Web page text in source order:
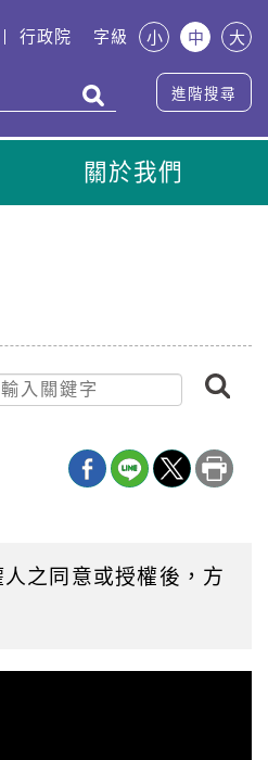
行政院 字級 小 中 大
進階搜尋
關於我們
搜
尋
之同意或授權後，方